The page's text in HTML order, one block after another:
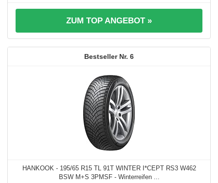
ZUM TOP ANGEBOT »
6
HANKOOK - 195/65 R15 TL 91T WINTER I*CEPT RS3 W462
BSW M+S 3PMSF - Winterreifen ...